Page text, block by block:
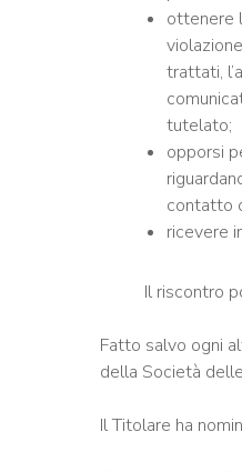
ottenere
trattati,
tutelato;
opporsi
contatto
ricevere
Il riscontro
Fatto salvo ogni
della Società
Il Titolare ha